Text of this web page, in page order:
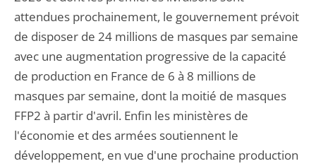
attendues prochainement, le gouvernement prévoit
de disposer de 24 millions de masques par semaine
avec une augmentation progressive de la capacité
de production en France de 6 à 8 millions de
masques par semaine, dont la moitié de masques
FFP2 à partir d'avril. Enfin les ministères de
l'économie et des armées soutiennent le
développement, en vue d'une prochaine production